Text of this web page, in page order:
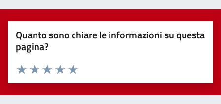
Quanto sono chiare le informazioni su questa
pagina?
Valuta 5 stelle su 5
Valuta 4 stelle su 5
Valuta 3 stelle su 5
Valuta 2 stelle su 5
Valuta 1 stelle su 5